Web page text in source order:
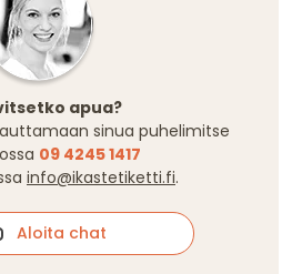
apua?
sinua puhelimitse
09 4245 1417
info@ikastetiketti.fi.
Aloita chat